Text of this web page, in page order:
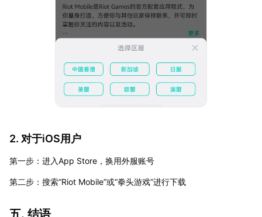
2. 对于iOS用户
第一步：进入App Store，换用外服账号
第二步：搜索“Riot Mobile”或“拳头游戏”进行下载